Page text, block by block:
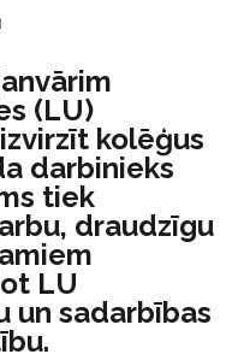
(LU)
kolēģus
darbinieks
tiek
draudzīgu
LU
un sadarbības